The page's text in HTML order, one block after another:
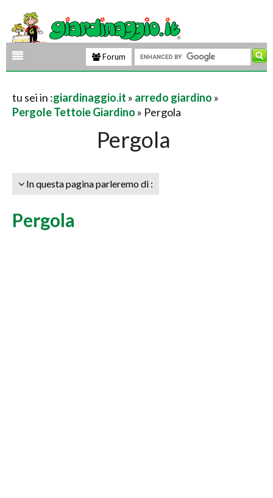
Forum
tu sei in :giardinaggio.it » arredo giardino »
Pergole Tettoie Giardino » Pergola
Pergola
In questa pagina parleremo di :
Pergola